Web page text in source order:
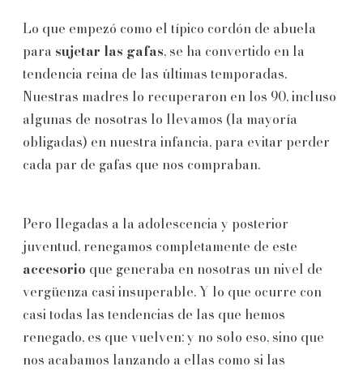
Lo que empezó como el típico cordón de abuela
para sujetar las gafas, se ha convertido en la
tendencia reina de las últimas temporadas.
Nuestras madres lo recuperaron en los 90, incluso
algunas de nosotras lo llevamos (la mayoría
obligadas) en nuestra infancia, para evitar perder
cada par de gafas que nos compraban.
Pero llegadas a la adolescencia y posterior
juventud, renegamos completamente de este
accesorio que generaba en nosotras un nivel de
vergüenza casi insuperable. Y lo que ocurre con
casi todas las tendencias de las que hemos
renegado, es que vuelven; y no solo eso, sino que
nos acabamos lanzando a ellas como si las